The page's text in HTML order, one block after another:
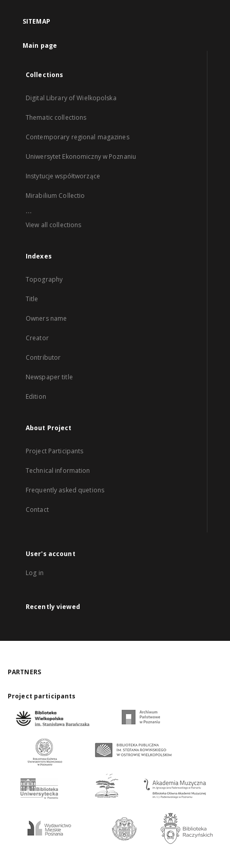
SITEMAP
Main page
Collections
Digital Library of Wielkopolska
Thematic collections
Contemporary regional magazines
Uniwersytet Ekonomiczny w Poznaniu
Instytucje współtworzące
Mirabilium Collectio
...
View all collections
Indexes
Topography
Title
Owners name
Creator
Contributor
Newspaper title
Edition
About Project
Project Participants
Technical information
Frequently asked quetions
Contact
User's account
Log in
Recently viewed
PARTNERS
Project participants